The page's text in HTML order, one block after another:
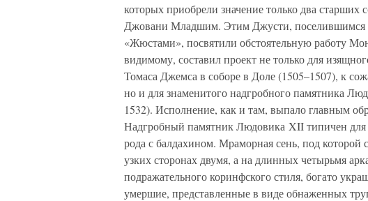
которых приобрели значение только два
Джовани Младшим. Этим Джусти, поселившимся
«Жюстами», посвятили обстоятельную работу
видимому, составил проект не только для
Томаса Джемса в соборе в Доле (1505–1507), к
но и для знаменитого надгробного памятника
1532). Исполнение, как и там, выпало главным
Надгробный памятник Людовика XII типичен для
рода с балдахином. Мраморная сень, под которой
узких сторонах двумя, а на длинных четырьмя
подражательного коринфского стиля, богато
умершие, представленные в виде обнаженных